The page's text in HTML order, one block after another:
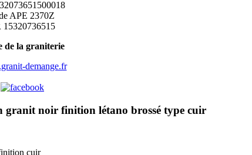
APE 2370Z
15320736515
de la graniterie
demange.fr
granit noir finition létano brossé type cuir